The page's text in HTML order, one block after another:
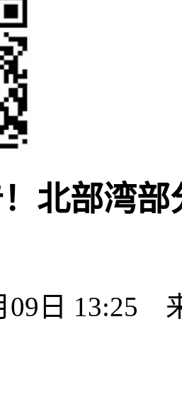
北部湾
09日 13:25